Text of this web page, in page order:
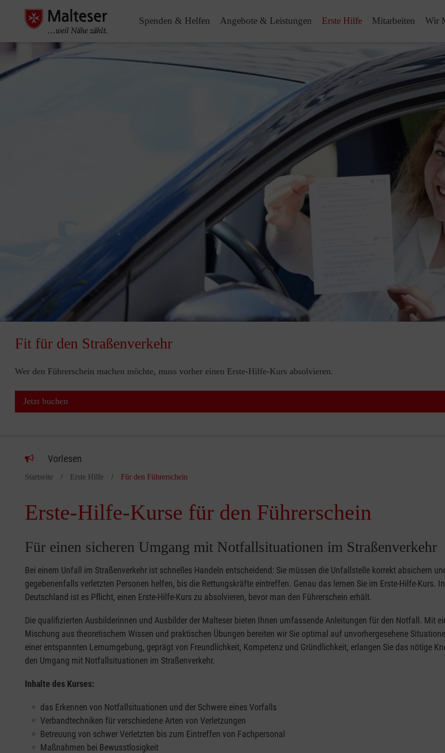
Spenden & Helfen Angebote & Leistungen Erste Hilfe Mitarbeiten Wir
Fit für den Straßenverkehr
Wer den Führerschein machen möchte, muss vorher einen Erste-Hilfe-Kurs absolvieren.
Jetzt buchen
Vorlesen
Startseite Erste Hilfe Für den Führerschein
Erste-Hilfe-Kurse für den Führerschein
Für einen sicheren Umgang mit Notfallsituationen im Straßenverkehr
Bei einem Unfall im Straßenverkehr ist schnelles Handeln entscheidend: Sie müssen die Unfallstelle korrekt absichern
gegebenenfalls verletzten Personen helfen, bis die Rettungskräfte eintreffen. Genau das lernen Sie im Erste-Hilfe-Kurs. In
Deutschland ist es Pflicht, einen Erste-Hilfe-Kurs zu absolvieren, bevor man den Führerschein erhält.
Die qualifizierten Ausbilderinnen und Ausbilder der Malteser bieten Ihnen umfassende Anleitungen für den Notfall. Mit
Mischung aus theoretischem Wissen und praktischen Übungen bereiten wir Sie optimal auf unvorhergesehene
einer entspannten Lernumgebung, geprägt von Freundlichkeit, Kompetenz und Gründlichkeit, erlangen Sie das nötige
den Umgang mit Notfallsituationen im Straßenverkehr.
Inhalte des Kurses:
das Erkennen von Notfallsituationen und der Schwere eines Vorfalls
Verbandtechniken für verschiedene Arten von Verletzungen
Betreuung von schwer Verletzten bis zum Eintreffen von Fachpersonal
Maßnahmen bei Bewusstlosigkeit